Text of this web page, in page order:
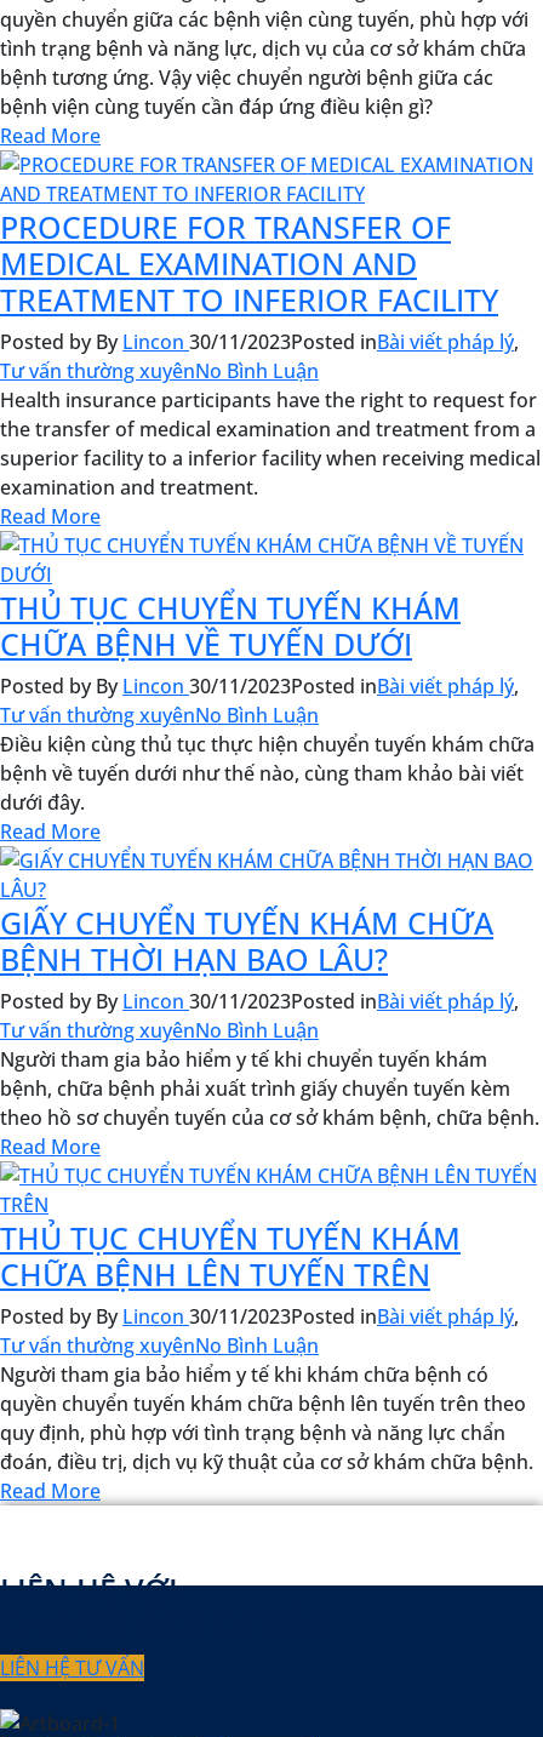
quyền chuyển giữa các bệnh viện cùng tuyến, phù hợp với
tình trạng bệnh và năng lực, dịch vụ của cơ sở khám chữa
bệnh tương ứng. Vậy việc chuyển người bệnh giữa các
bệnh viện cùng tuyến cần đáp ứng điều kiện gì?
Read More
PROCEDURE FOR TRANSFER OF
MEDICAL EXAMINATION AND
TREATMENT TO INFERIOR FACILITY
Posted by ByLincon 30/11/2023Posted inBài viết pháp lý,
Tư vấn thường xuyênNo Bình Luận
Health insurance participants have the right to request for
the transfer of medical examination and treatment from a
superior facility to a inferior facility when receiving medical
examination and treatment.
Read More
THỦ TỤC CHUYỂN TUYẾN KHÁM
CHỮA BỆNH VỀ TUYẾN DƯỚI
Posted by ByLincon 30/11/2023Posted inBài viết pháp lý,
Tư vấn thường xuyênNo Bình Luận
Điều kiện cùng thủ tục thực hiện chuyển tuyến khám chữa
bệnh về tuyến dưới như thế nào, cùng tham khảo bài viết
dưới đây.
Read More
GIẤY CHUYỂN TUYẾN KHÁM CHỮA
BỆNH THỜI HẠN BAO LÂU?
Posted by ByLincon 30/11/2023Posted inBài viết pháp lý,
Tư vấn thường xuyênNo Bình Luận
Người tham gia bảo hiểm y tế khi chuyển tuyến khám
bệnh, chữa bệnh phải xuất trình giấy chuyển tuyến kèm
theo hồ sơ chuyển tuyến của cơ sở khám bệnh, chữa bệnh.
Read More
THỦ TỤC CHUYỂN TUYẾN KHÁM
CHỮA BỆNH LÊN TUYẾN TRÊN
Posted by ByLincon 30/11/2023Posted inBài viết pháp lý,
Tư vấn thường xuyênNo Bình Luận
Người tham gia bảo hiểm y tế khi khám chữa bệnh có
quyền chuyển tuyến khám chữa bệnh lên tuyến trên theo
quy định, phù hợp với tình trạng bệnh và năng lực chẩn
đoán, điều trị, dịch vụ kỹ thuật của cơ sở khám chữa bệnh.
Read More
LIÊN HỆ VỚI
LIÊN HỆ TƯ VẤN